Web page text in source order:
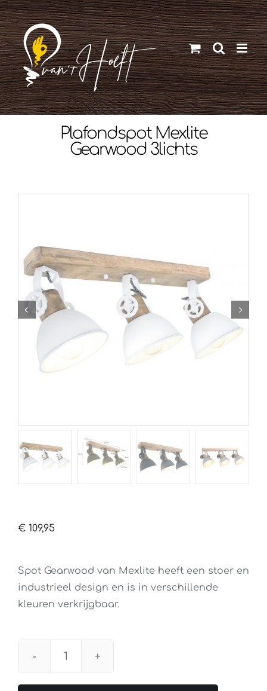
Ga
naar
inhoud
Plafondspot Mexlite
Gearwood 3lichts
€ 109,95
Spot Gearwood van Mexlite heeft een stoer en
industrieel design en is in verschillende
kleuren verkrijgbaar.
Plafondspot